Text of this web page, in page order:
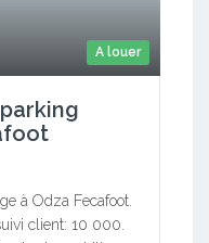
A louer
à Odza Fecafoot.
client: 10 000.